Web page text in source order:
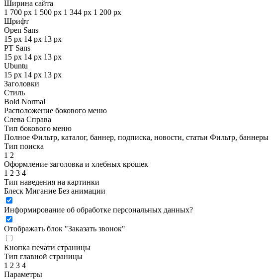
Ширина сайта
1 700 px 1 500 px 1 344 px 1 200 px
Шрифт
Open Sans
15 px 14 px 13 px
PT Sans
15 px 14 px 13 px
Ubuntu
15 px 14 px 13 px
Заголовки
Стиль
Bold Normal
Расположение бокового меню
Слева Справа
Тип бокового меню
Полное Фильтр, каталог, баннер, подписка, новости, статьи Фильтр, баннеры
Тип поиска
1 2
Оформление заголовка и хлебных крошек
1 2 3 4
Тип наведения на картинки
Блеск Мигание Без анимации
Информирование об обработке персональных данных?
Отображать блок "Заказать звонок"
Кнопка печати страницы
Тип главной страницы
1 2 3 4
Параметры